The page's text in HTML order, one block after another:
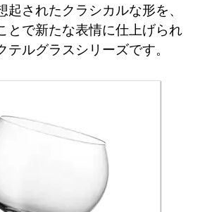
されたクラシカルな形を、
とで新たな表情に仕上げられ
テルグラスシリーズです。